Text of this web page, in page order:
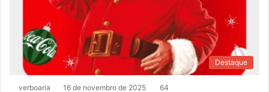
Destaque
verboaria 16 de novembro de 2025 64